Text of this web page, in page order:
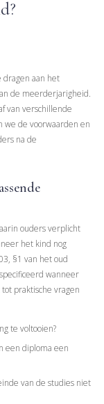
aan het
de meerderjarigheid.
van verschillende
we de voorwaarden en
na de
ouders verplicht
het kind nog
§1 van het oud
wanneer
praktische vragen
te voltooien?
een diploma een
van de studies niet